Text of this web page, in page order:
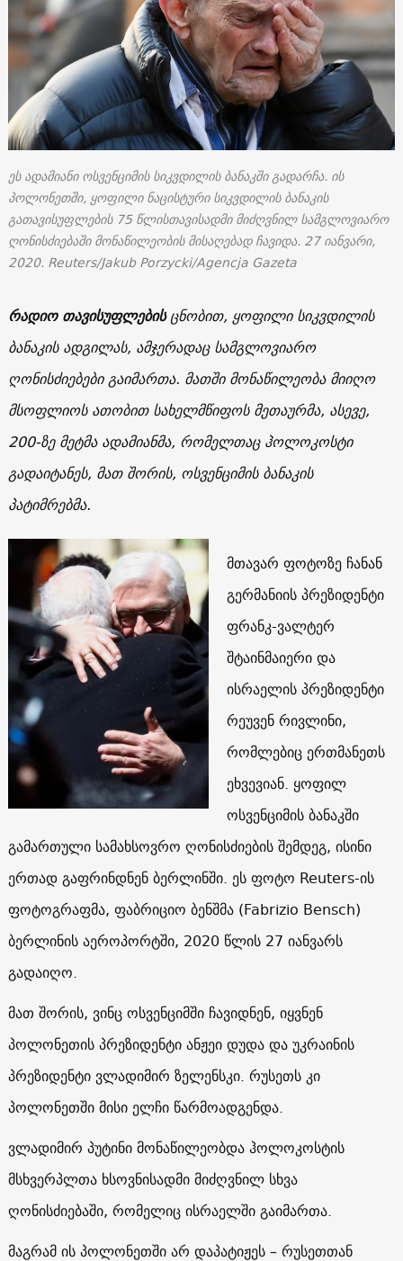
ეს ადამიანი ოსვენციმის სიკვდილის ბანაკში გადარჩა. ის
პოლონეთში, ყოფილი ნაცისტური სიკვდილის ბანაკის
გათავისუფლების 75 წლისთავისადმი მიძღვნილ სამგლოვიარო
ღონისძიებაში მონაწილეობის მისაღებად ჩავიდა. 27 იანვარი,
2020. Reuters/Jakub Porzycki/Agencja Gazeta
რადიო თავისუფლებისცნობით, ყოფილი სიკვდილის
ბანაკის ადგილას, ამჯერადაც სამგლოვიარო
ღონისძიებები გაიმართა. მათში მონაწილეობა მიიღო
მსოფლიოს ათობით სახელმწიფოს მეთაურმა, ასევე,
200-ზე მეტმა ადამიანმა, რომელთაც ჰოლოკოსტი
გადაიტანეს, მათ შორის, ოსვენციმის ბანაკის
პატიმრებმა.
მთავარ ფოტოზე ჩანან
გერმანიის პრეზიდენტი
ფრანკ-ვალტერ
შტაინმაიერი და
ისრაელის პრეზიდენტი
რეუვენ რივლინი,
რომლებიც ერთმანეთს
ეხვევიან. ყოფილ
ოსვენციმის ბანაკში
გამართული სამახსოვრო ღონისძიების შემდეგ, ისინი
ერთად გაფრინდნენ ბერლინში. ეს ფოტო Reuters-ის
ფოტოგრაფმა, ფაბრიციო ბენშმა (Fabrizio Bensch)
ბერლინის აეროპორტში, 2020 წლის 27 იანვარს
გადაიღო.
მათ შორის, ვინც ოსვენციმში ჩავიდნენ, იყვნენ
პოლონეთის პრეზიდენტი ანჟეი დუდა და უკრაინის
პრეზიდენტი ვლადიმირ ზელენსკი. რუსეთს კი
პოლონეთში მისი ელჩი წარმოადგენდა.
ვლადიმირ პუტინი მონაწილეობდა ჰოლოკოსტის
მსხვერპლთა ხსოვნისადმი მიძღვნილ სხვა
ღონისძიებაში, რომელიც ისრაელში გაიმართა.
მაგრამ ის პოლონეთში არ დაპატიჟეს – რუსეთთან